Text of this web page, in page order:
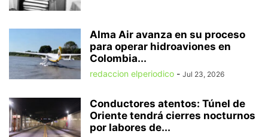
Alma Air avanza en su proceso
para operar hidroaviones en
Colombia...
redaccion elperiodico - Jul 23, 2026
Conductores atentos: Túnel de
Oriente tendrá cierres nocturnos
por labores de...